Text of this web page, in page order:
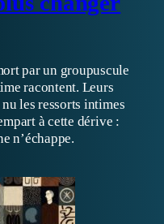
par un groupuscule
racontent. Leurs
les ressorts intimes
à cette dérive :
n’échappe.